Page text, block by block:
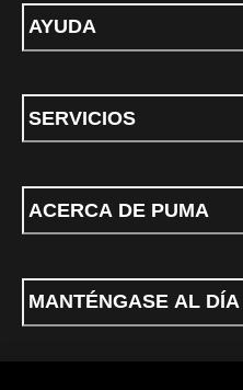
AYUDA
SERVICIOS
ACERCA DE PUMA
MANTÉNGASE AL DÍA